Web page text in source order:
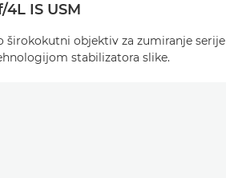
4L IS USM
širokokutni objektiv za zumiranje serije
stabilizatora slike.